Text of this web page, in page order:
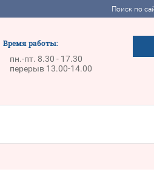
Время работы:
пн.-пт. 8.30 - 17.30
перерыв 13.00-14.00